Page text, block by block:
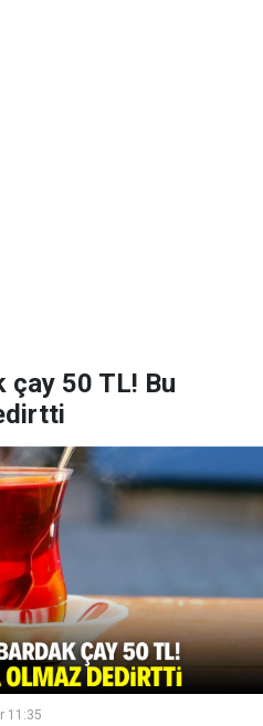
çay 50 TL! Bu
11:35